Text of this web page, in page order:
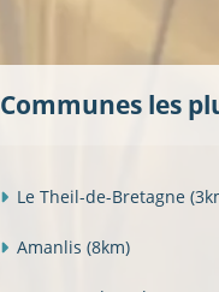
Communes les
Le Theil-de-Bretagne
Amanlis (8km)